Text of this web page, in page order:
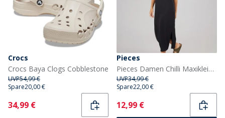
Crocs
Crocs Baya Clogs Cobblestone
UVP54,99 €
Spare20,00 €
Current
34,99 €
Pieces
Pieces Damen Chilli Maxikleid Schwarz
UVP34,99 €
Spare22,00 €
Current
12,99 €